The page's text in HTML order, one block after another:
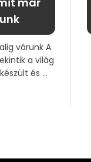
várunk A
a világ
és ...